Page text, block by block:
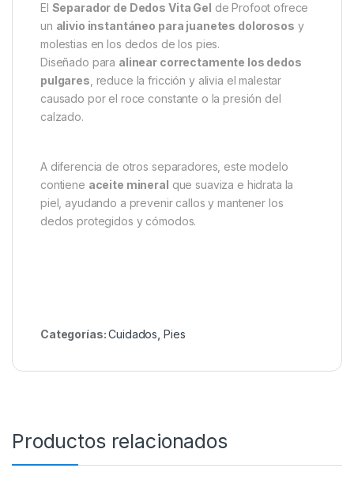
El Separador de Dedos Vita Gel de Profoot ofrece
un alivio instantáneo para juanetes dolorosos y
molestias en los dedos de los pies.
Diseñado para alinear correctamente los dedos
pulgares , reduce la fricción y alivia el malestar
causado por el roce constante o la presión del
calzado.
A diferencia de otros separadores, este modelo
contiene aceite mineral que suaviza e hidrata la
piel, ayudando a prevenir callos y mantener los
dedos protegidos y cómodos.
Categorías:Cuidados Pies
Productos relacionados